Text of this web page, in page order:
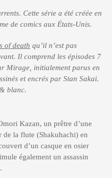
Cette série a été créée en
de comics aux États-Unis.
of death qu’il n’est pas
Il comprend les épisodes 7
Mirage, initialement parus en
et encrés par Stan Sakai.
blanc.
Kazan, un prêtre d’une
de la flute (Shakuhachi) en
d’un casque en osier
également un assassin